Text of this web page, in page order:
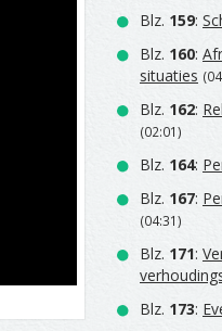
Blz. 159:
Blz. 160:
situaties
Blz. 162:
(02:01)
Blz. 164:
Blz. 167:
(04:31)
Blz. 171:
Blz. 173: